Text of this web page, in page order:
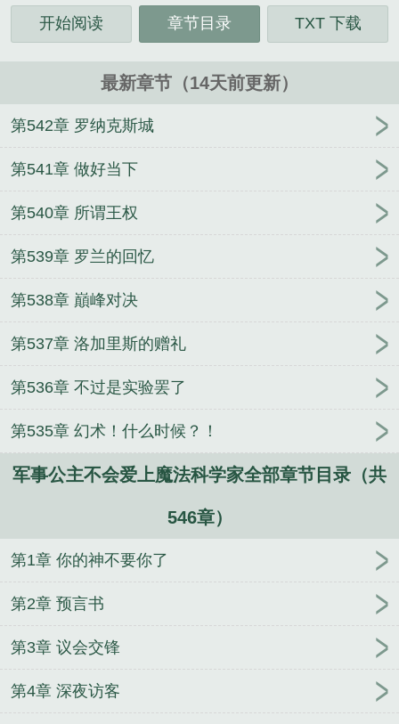
开始阅读 章节目录 TXT 下载
最新章节（14天前更新）
第542章 罗纳克斯城
第541章 做好当下
第540章 所谓王权
第539章 罗兰的回忆
第538章 巔峰对决
第537章 洛加里斯的赠礼
第536章 不过是实验罢了
第535章 幻术！什么时候？！
军事公主不会爱上魔法科学家全部章节目录（共
546章）
第1章 你的神不要你了
第2章 预言书
第3章 议会交锋
第4章 深夜访客